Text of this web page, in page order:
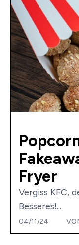
Fryer
Vergiss KFC,
Besseres!...
04/11/24